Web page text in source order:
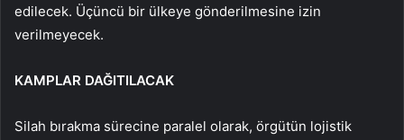
edilecek. Üçüncü bir ülkeye gönderilmesine izin
verilmeyecek.
KAMPLAR DAĞITILACAK
Silah bırakma sürecine paralel olarak, örgütün lojistik